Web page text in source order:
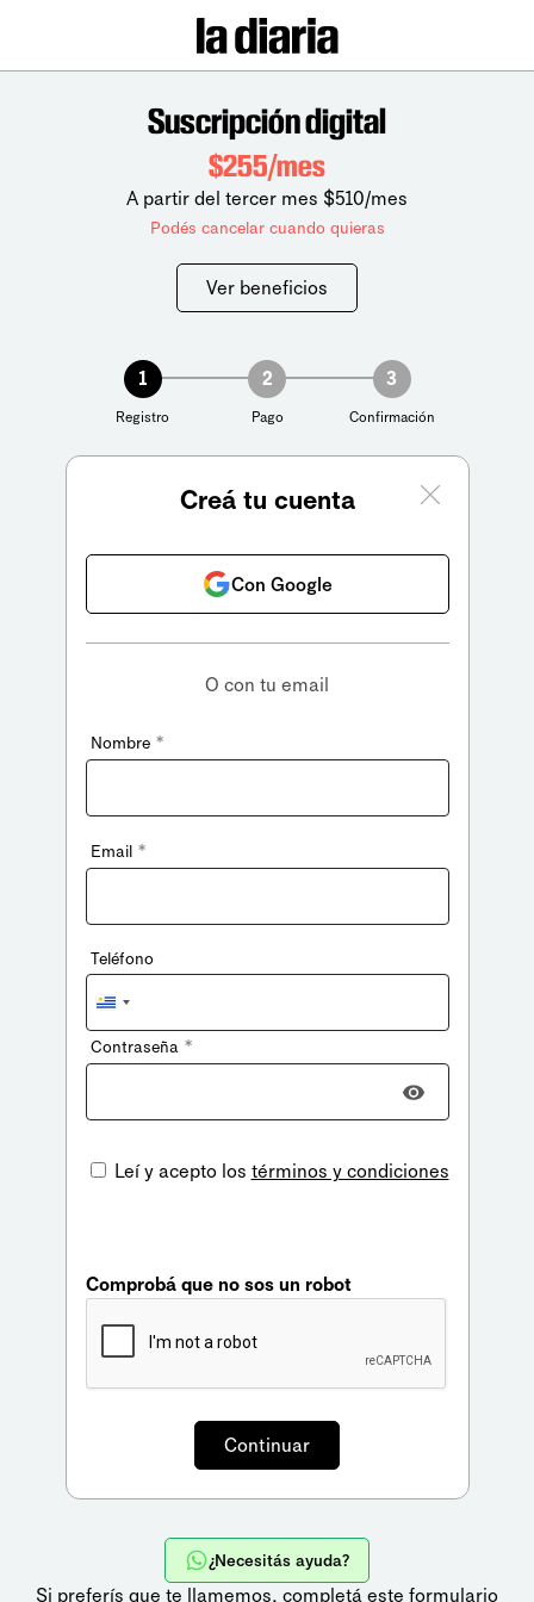
Suscripción digital
$255/mes
A partir del tercer mes $510/mes
Podés cancelar cuando quieras
Ver beneficios
1
Registro
2
Pago
3
Confirmación
Creá tu cuenta
Con Google
O con tu email
Nombre *
Email *
Teléfono
Uruguay
+598
Contraseña *
Leí y acepto los términos y condiciones
Comprobá que no sos un robot
¿Necesitás ayuda?
Si preferís que te llamemos, completá este formulario